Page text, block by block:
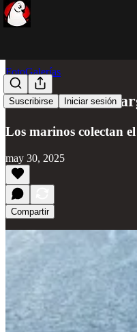
Suscribirse Iniciar sesión
FotoGalerías
Recolección de
Los marinos colectan
may 30, 2025
Compartir